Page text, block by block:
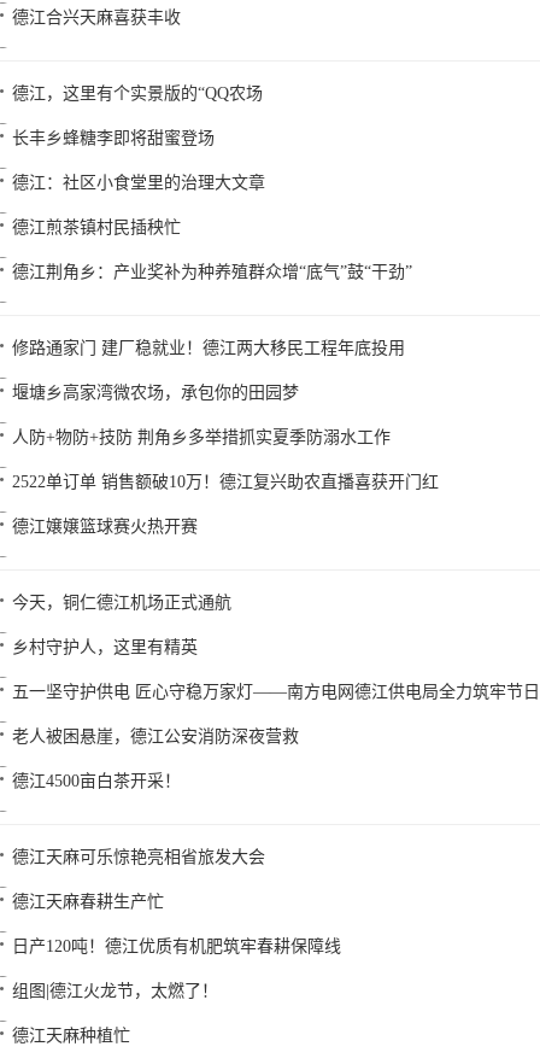
德江合兴天麻喜获丰收
德江，这里有个实景版的“QQ农场
长丰乡蜂糖李即将甜蜜登场
德江：社区小食堂里的治理大文章
德江煎茶镇村民插秧忙
德江荆角乡：产业奖补为种养殖群众增“底气”鼓“干劲”
修路通家门 建厂稳就业！德江两大移民工程年底投用
堰塘乡高家湾微农场，承包你的田园梦
人防+物防+技防 荆角乡多举措抓实夏季防溺水工作
2522单订单 销售额破10万！德江复兴助农直播喜获开门红
德江嬢嬢篮球赛火热开赛
今天，铜仁德江机场正式通航
乡村守护人，这里有精英
五一坚守护供电 匠心守稳万家灯——南方电网德江供电局全力筑牢节
老人被困悬崖，德江公安消防深夜营救
德江4500亩白茶开采！
德江天麻可乐惊艳亮相省旅发大会
德江天麻春耕生产忙
日产120吨！德江优质有机肥筑牢春耕保障线
组图|德江火龙节，太燃了！
德江天麻种植忙